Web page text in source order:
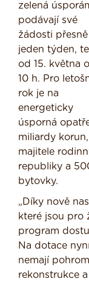
zelená
podávají své
žádosti přesně
jeden týden,
od 15. května
10 h. Pro
rok je na
energeticky
úsporná
miliardy
majitele
republiky a
bytovky.
„Díky nově
které jsou pro
program
Na dotace
nemají
rekonstrukce